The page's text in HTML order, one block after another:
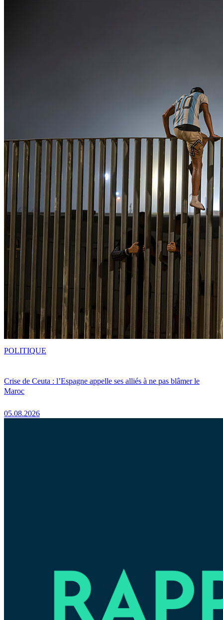
Crise de Ceuta : l’Espagne appelle ses alliés à ne pas blâmer le
Maroc
05.08.2026
POLITIQUE